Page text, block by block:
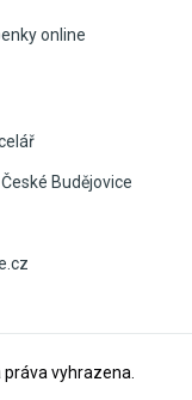
online
Budějovice
práva vyhrazena.